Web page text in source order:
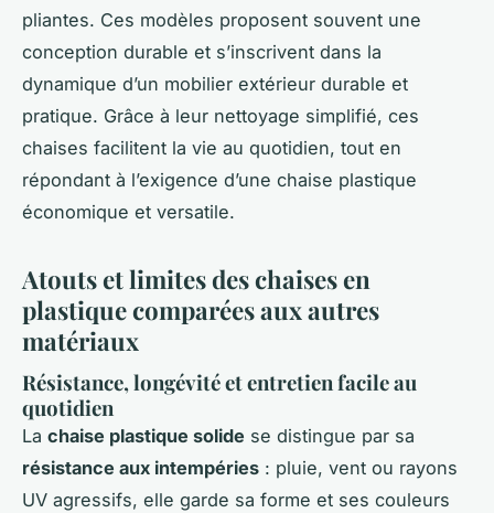
pliantes. Ces modèles proposent souvent une
conception durable et s’inscrivent dans la
dynamique d’un mobilier extérieur durable et
pratique. Grâce à leur nettoyage simplifié, ces
chaises facilitent la vie au quotidien, tout en
répondant à l’exigence d’une chaise plastique
économique et versatile.
Atouts et limites des chaises en
plastique comparées aux autres
matériaux
Résistance, longévité et entretien facile au
quotidien
La chaise plastique solide se distingue par sa
résistance aux intempéries : pluie, vent ou rayons
UV agressifs, elle garde sa forme et ses couleurs